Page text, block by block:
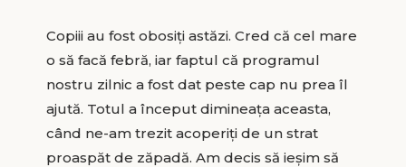
Copiii au fost obosiţi astăzi. Cred că cel mare
o să facă febră, iar faptul că programul
nostru zilnic a fost dat peste cap nu prea îl
ajută. Totul a început dimineaţa aceasta,
când ne-am trezit acoperiţi de un strat
proaspăt de zăpadă. Am decis să ieşim să